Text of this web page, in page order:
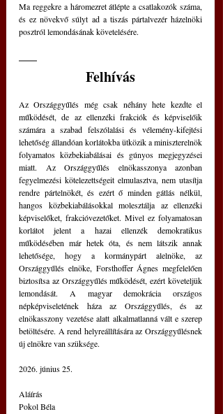
Ma reggekre a háromezret átlépte a csatlakozók száma,
és ez növekvő súlyt ad a tiszás pártalvezér házelnöki
posztról lemondásának követelésére.
Felhívás
Az Országgyűlés még csak néhány hete kezdte el
működését, de az ellenzéki frakciók és képviselőik
számára a szabad felszólalási és vélemény-kifejtési
lehetőség állandóan korlátokba ütközik a miniszterelnök
folyamatos közbekiabálásai és gúnyos megjegyzései
miatt. Az Országgyűlés elnökasszonya azonban
fegyelmezési kötelezettségeit elmulasztva, nem utasítja
rendre pártelnökét, és ezért ő minden gátlás nélkül,
hangos közbekiabálásokkal molesztálja az ellenzéki
képviselőket, frakcióvezetőket. Mivel ez folyamatosan
korlátot jelent a hazai ellenzék demokratikus
működésében már hetek óta, és nem látszik annak
lehetősége, hogy a kormánypárt alelnöke, az
Országgyűlés elnöke, Forsthoffer Ágnes megfelelően
biztosítsa az Országgyűlés működését, ezért követeljük
lemondását. A magyar demokrácia országos
népképviseletének háza az Országgyűlés, és az
elnökasszony vezetése alatt alkalmatlanná vált e szerep
betöltésére. A rend helyreállítására az Országgyűlésnek
új elnökre van szüksége.
2026. június 25.
Aláírás
Pokol Béla